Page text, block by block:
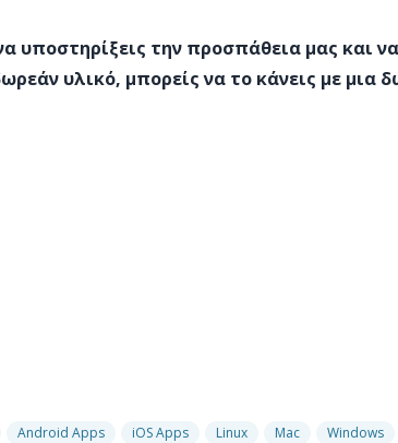
υποστηρίξεις την προσπάθεια μας και
υλικό, μπορείς να το κάνεις με μια
Android Apps iOS Apps Linux Mac Windows